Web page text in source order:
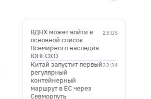
23:05
ВДНХ может войти в
основной список
Всемирного наследия
ЮНЕСКО
22:34
Китай запустит первый
регулярный
контейнерный
маршрут в ЕС через
Севморпуть